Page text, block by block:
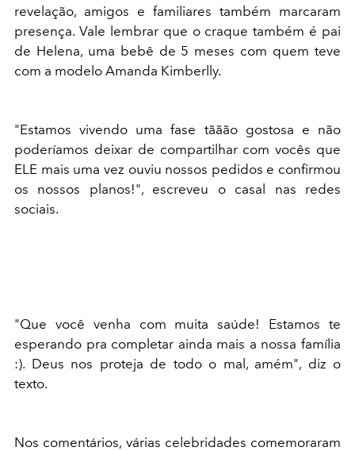
revelação, amigos e familiares também marcaram
presença. Vale lembrar que o craque também é pai
de Helena, uma bebê de 5 meses com quem teve
com a modelo Amanda Kimberlly.
"Estamos vivendo uma fase tããão gostosa e não
poderíamos deixar de compartilhar com vocês que
ELE mais uma vez ouviu nossos pedidos e confirmou
os nossos planos!", escreveu o casal nas redes
sociais.
"Que você venha com muita saúde! Estamos te
esperando pra completar ainda mais a nossa família
:). Deus nos proteja de todo o mal, amém", diz o
texto.
Nos comentários, várias celebridades comemoraram